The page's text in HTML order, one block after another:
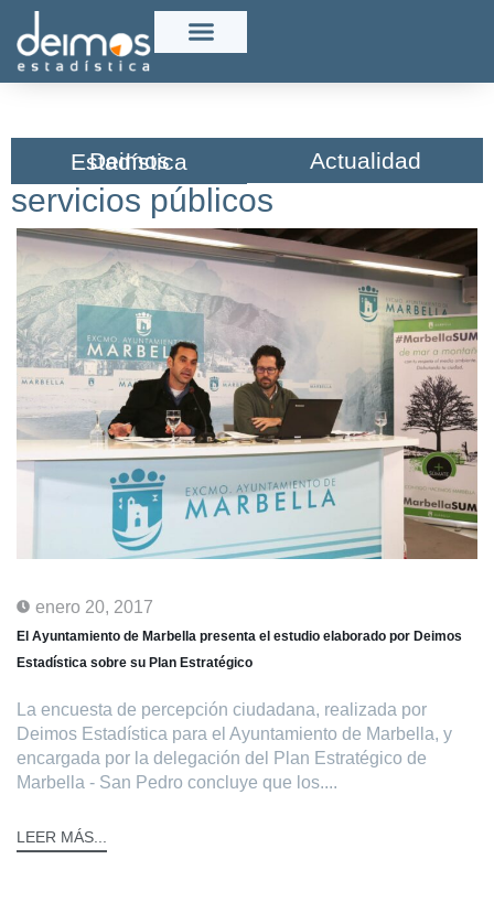
Deimos Estadística​ Actualidad
servicios públicos
enero 20, 2017
El Ayuntamiento de Marbella presenta el estudio elaborado por Deimos
Estadística sobre su Plan Estratégico
La encuesta de percepción ciudadana, realizada por
Deimos Estadística para el Ayuntamiento de Marbella, y
encargada por la delegación del Plan Estratégico de
Marbella - San Pedro concluye que los....
LEER MÁS...